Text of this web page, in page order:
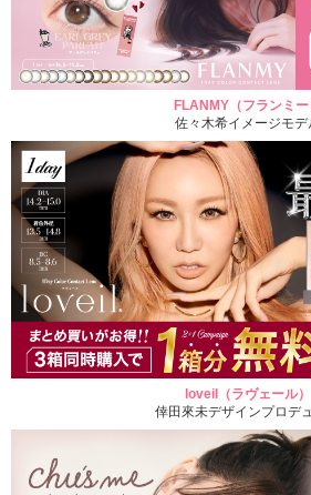
FLANMY（フランミー
佐々木希イメージモデ
loveil（ラヴェール）
倖田來未デザインプロデ